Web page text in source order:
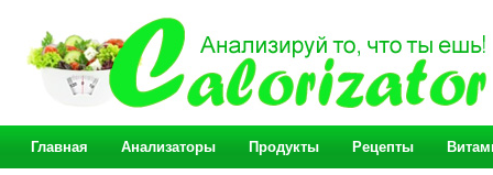
Главная Анализаторы Продукты Рецепты